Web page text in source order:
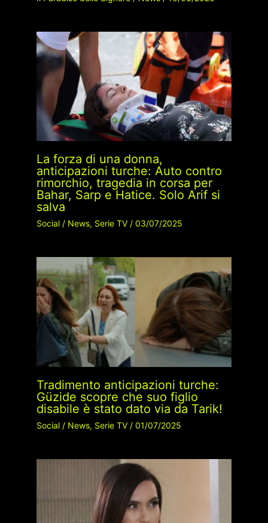
La forza di una donna,
anticipazioni turche: Auto contro
rimorchio, tragedia in corsa per
Bahar, Sarp e Hatice. Solo Arif si
salva
Social/ News, Serie TV/ 03/07/2025
Tradimento anticipazioni turche:
Güzide scopre che suo figlio
disabile è stato dato via da Tarik!
Social/ News, Serie TV/ 01/07/2025